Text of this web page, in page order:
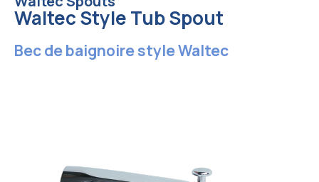
Waltec Style Tub Spout
Bec de baignoire style Waltec